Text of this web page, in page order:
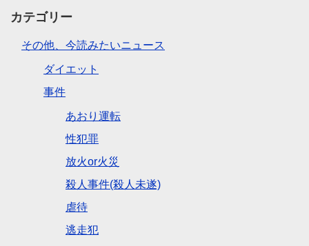
カテゴリー
その他、今読みたいニュース
ダイエット
事件
あおり運転
性犯罪
放火or火災
殺人事件(殺人未遂)
虐待
逃走犯